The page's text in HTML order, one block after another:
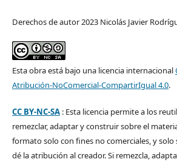
Derechos de autor 2023 Nicolás Javier
Esta obra está bajo una licencia internacional
Atribución-NoComercial-CompartirIgual 4.0.
CC BY-NC-SA: Esta licencia permite a los
remezclar, adaptar y construir sobre el
formato solo con fines no comerciales, y solo
dé la atribución al creador. Si remezcla,